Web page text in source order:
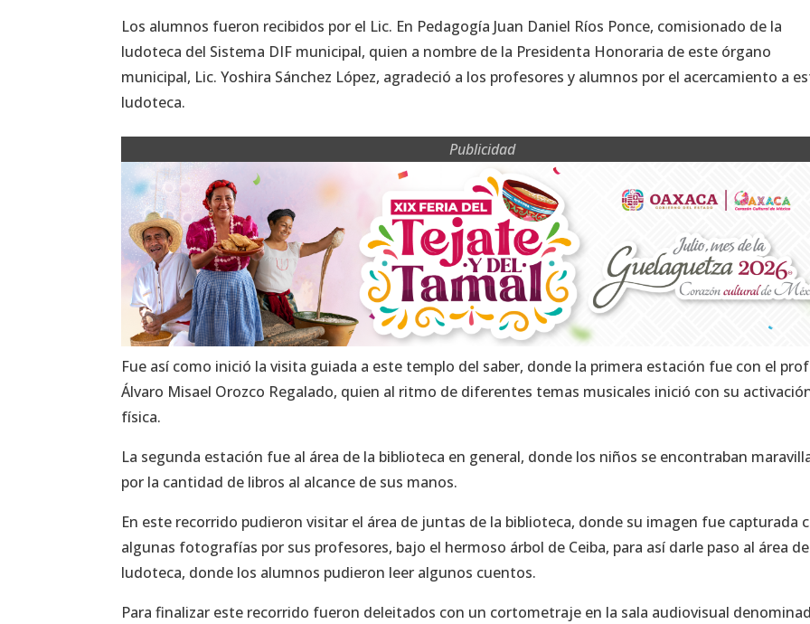
Los alumnos fueron recibidos por el Lic. En Pedagogía Juan Daniel Ríos Ponce, comisionado de la
ludoteca del Sistema DIF municipal, quien a nombre de la Presidenta Honoraria de este órgano
municipal, Lic. Yoshira Sánchez López, agradeció a los profesores y alumnos por el acercamiento a
ludoteca.
Publicidad
Fue así como inició la visita guiada a este templo del saber, donde la primera estación fue con el
Álvaro Misael Orozco Regalado, quien al ritmo de diferentes temas musicales inició con su
física.
La segunda estación fue al área de la biblioteca en general, donde los niños se encontraban
por la cantidad de libros al alcance de sus manos.
En este recorrido pudieron visitar el área de juntas de la biblioteca, donde su imagen fue capturada
algunas fotografías por sus profesores, bajo el hermoso árbol de Ceiba, para así darle paso al área
ludoteca, donde los alumnos pudieron leer algunos cuentos.
Para finalizar este recorrido fueron deleitados con un cortometraje en la sala audiovisual